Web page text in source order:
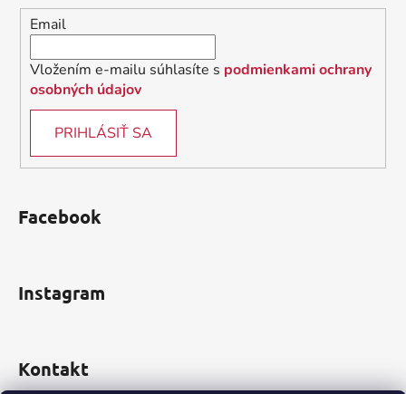
Email
Vložením e-mailu súhlasíte s podmienkami ochrany
osobných údajov
PRIHLÁSIŤ SA
Facebook
Instagram
Kontakt